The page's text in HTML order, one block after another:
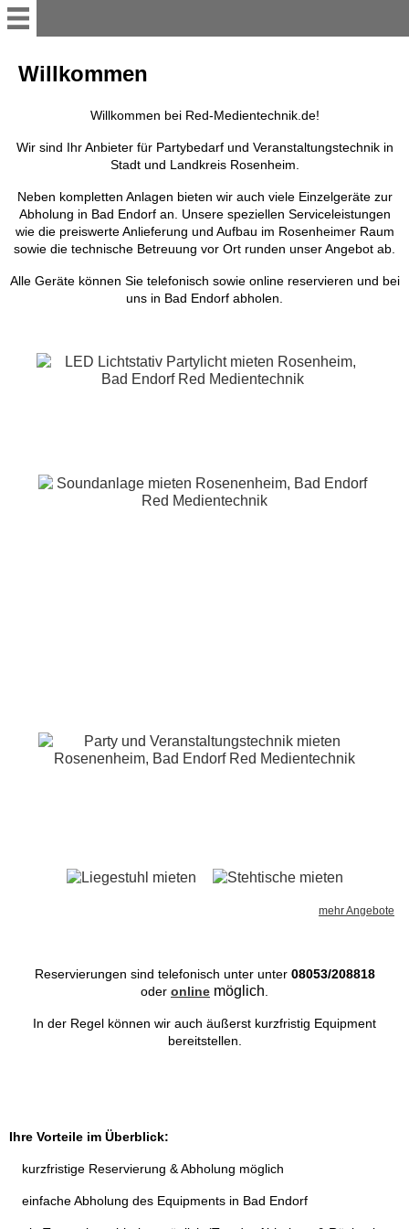
Service
Willkommen
Online-Mietanfrage
Abholstation
Angebote Anlagen
Angebote Einzelgeräte
Lautsprecher Boxen
Mischpulte & Tontechnik
Nebel & Konfetti
Willkommen
Willkommen bei Red-Medientechnik.de!
Wir sind Ihr Anbieter für Partybedarf und Veranstaltungstechnik in
Stadt und Landkreis Rosenheim.
Neben kompletten Anlagen bieten wir auch viele Einzelgeräte zur
Abholung in Bad Endorf an. Unsere speziellen Serviceleistungen
wie die preiswerte Anlieferung und Aufbau im Rosenheimer Raum
sowie die technische Betreuung vor Ort runden unser Angebot ab.
Alle Geräte können Sie telefonisch sowie online reservieren und bei
uns in Bad Endorf abholen.
mehr Angebote
Reservierungen sind telefonisch unter unter 08053/208818
oder online möglich
In der Regel können wir auch äußerst kurzfristig Equipment
bereitstellen.
Ihre Vorteile im Überblick:
kurzfristige Reservierung & Abholung möglich
einfache Abholung des Equipments in Bad Endorf